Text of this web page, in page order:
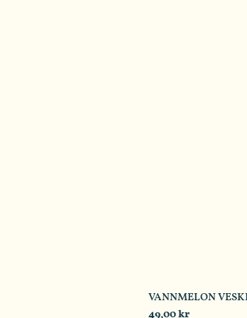
VANNMELON
Price
49,00 kr